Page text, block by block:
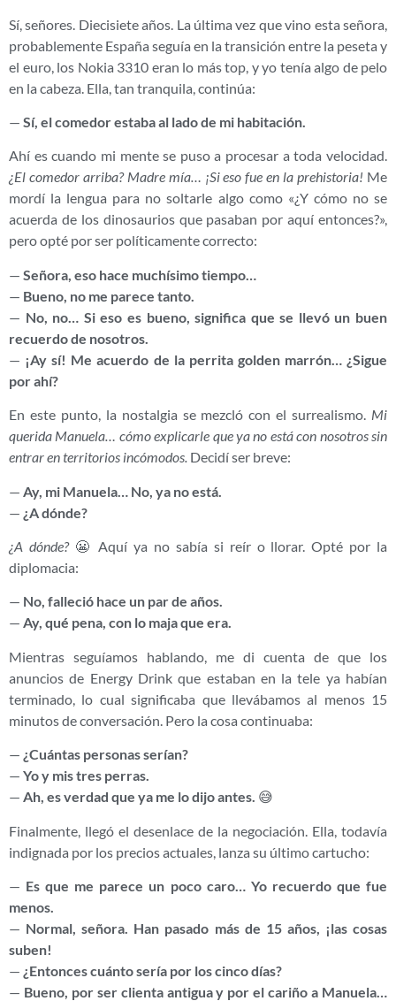
Sí, señores. Diecisiete años. La última vez que vino esta señora,
probablemente España seguía en la transición entre la peseta y
el euro, los Nokia 3310 eran lo más top, y yo tenía algo de pelo
en la cabeza. Ella, tan tranquila, continúa:
— Sí, el comedor estaba al lado de mi habitación.
Ahí es cuando mi mente se puso a procesar a toda velocidad.
¿El comedor arriba? Madre mía… ¡Si eso fue en la prehistoria! Me
mordí la lengua para no soltarle algo como «¿Y cómo no se
acuerda de los dinosaurios que pasaban por aquí entonces?»,
pero opté por ser políticamente correcto:
— Señora, eso hace muchísimo tiempo…
— Bueno, no me parece tanto.
— No, no… Si eso es bueno, significa que se llevó un buen
recuerdo de nosotros.
— ¡Ay sí! Me acuerdo de la perrita golden marrón… ¿Sigue
por ahí?
En este punto, la nostalgia se mezcló con el surrealismo. Mi
querida Manuela… cómo explicarle que ya no está con nosotros sin
entrar en territorios incómodos. Decidí ser breve:
— Ay, mi Manuela… No, ya no está.
— ¿A dónde?
¿A dónde?😬 Aquí ya no sabía si reír o llorar. Opté por la
diplomacia:
— No, falleció hace un par de años.
— Ay, qué pena, con lo maja que era.
Mientras seguíamos hablando, me di cuenta de que los
anuncios de Energy Drink que estaban en la tele ya habían
terminado, lo cual significaba que llevábamos al menos 15
minutos de conversación. Pero la cosa continuaba:
— ¿Cuántas personas serían?
— Yo y mis tres perras.
— Ah, es verdad que ya me lo dijo antes. 😅
Finalmente, llegó el desenlace de la negociación. Ella, todavía
indignada por los precios actuales, lanza su último cartucho:
— Es que me parece un poco caro… Yo recuerdo que fue
menos.
— Normal, señora. Han pasado más de 15 años, ¡las cosas
suben!
— ¿Entonces cuánto sería por los cinco días?
— Bueno, por ser clienta antigua y por el cariño a Manuela…